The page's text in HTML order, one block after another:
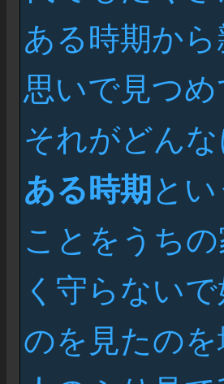
ある時期か
思いで見つ
それがどん
ある時期と
ことをうち
く守らない
のを見たの